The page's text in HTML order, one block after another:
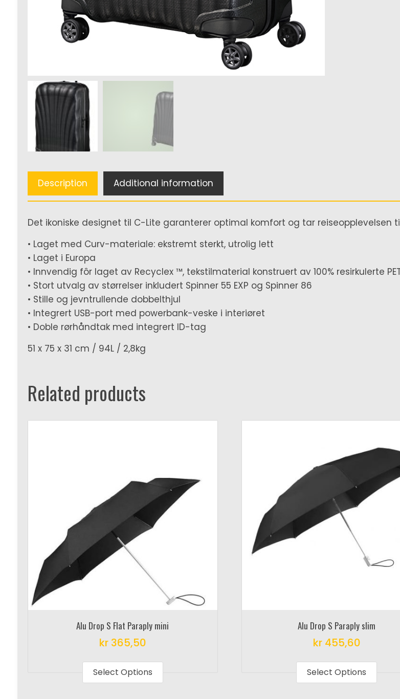
Description Additional information
Det ikoniske designet til C-Lite garanterer optimal komfort og tar reiseopplevelsen
• Laget med Curv-materiale: ekstremt sterkt, utrolig lett
• Laget i Europa
• Innvendig fôr laget av Recyclex ™, tekstilmaterial konstruert av 100% resirkulerte
• Stort utvalg av størrelser inkludert Spinner 55 EXP og Spinner 86
• Stille og jevntrullende dobbelthjul
• Integrert USB-port med powerbank-veske i interiøret
• Doble rørhåndtak med integrert ID-tag
51 x 75 x 31 cm / 94L / 2,8kg
Related products
Alu Drop S Flat Paraply mini
kr365,50
Select Options
has
Alu Drop S Paraply slim
kr455,60
Select Options